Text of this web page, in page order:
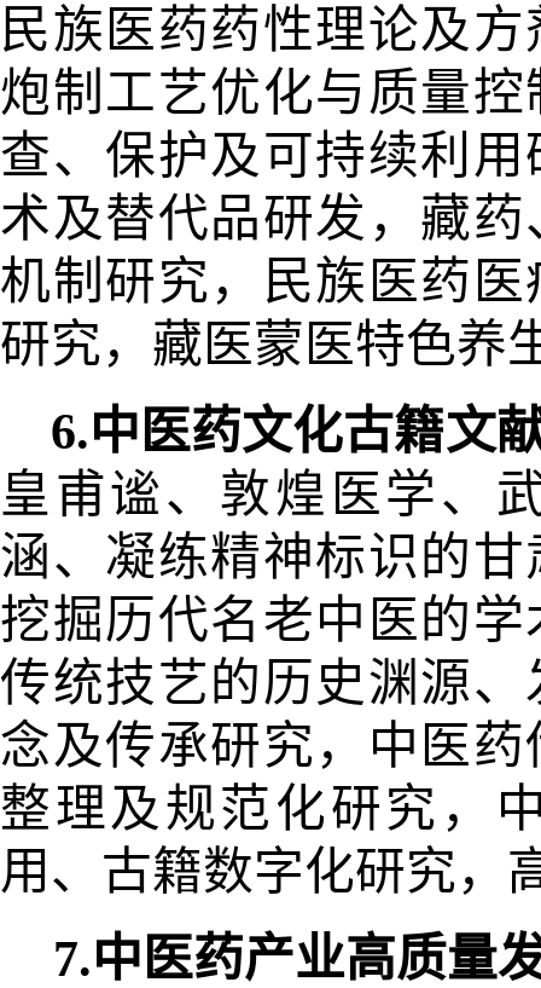
民族医药药性理论及
炮制工艺优化与质量
查、保护及可持续利
术及替代品研发，藏
机制研究，民族医药医
研究，藏医蒙医特色养
6.中医药文化古籍文
皇甫谧、 敦煌医学、
涵、凝练精神标识的
挖掘历代名老中医的
传统技艺的历史渊源
念及传承研究，中医
整理及规范化研究，
用、古籍数字化研究，
7.中医药产业高质量